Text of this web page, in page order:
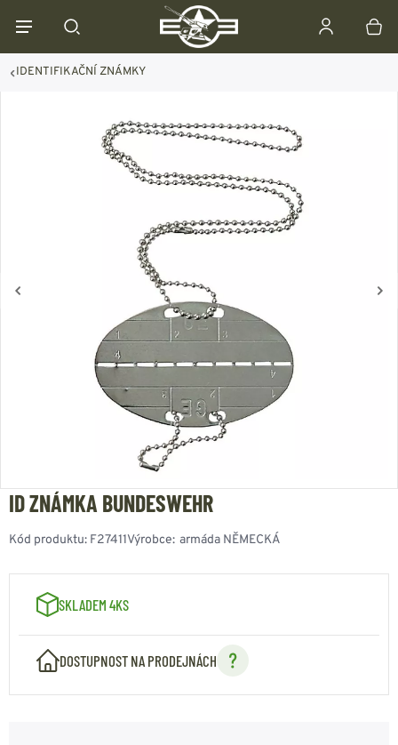
IDENTIFIKAČNÍ ZNÁMKY
ID ZNÁMKA BUNDESWEHR
Kód produktu: F27411Výrobce: armáda NĚMECKÁ
SKLADEM 4KS
DOSTUPNOST NA PRODEJNÁCH